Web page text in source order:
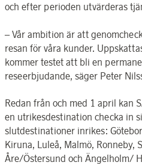
och efter perioden utvärderas
– Vår ambition är att
resan för våra kunder.
kommer testet att bli en
reseerbjudande, säger Peter
Redan från och med 1 april kan
en utrikesdestination checka in
slutdestinationer inrikes:
Kiruna, Luleå, Malmö, Ronneby,
Åre/Östersund och Ängelholm/